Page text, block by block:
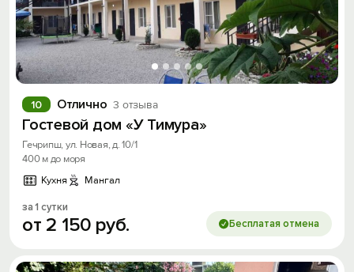
Отлично 3 отзыва
10
Гостевой дом «У Тимура»
Гечрипш, ул. Новая, д. 10/1
400 м до моря
Кухня
Мангал
за 1 сутки
от 2 150 руб. Бесплатая отмена